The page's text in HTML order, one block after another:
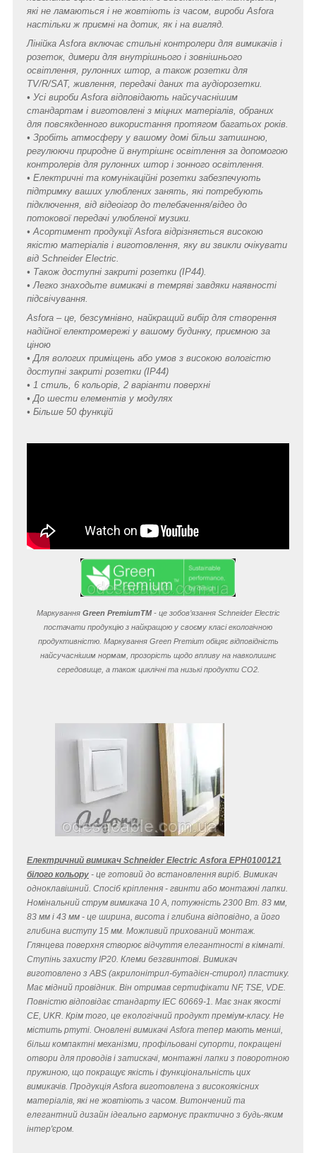
які не ламаються і не жовтіють із часом, вироби Asfora
настільки ж приємні на дотик, як і на вигляд.
Лінійка Asfora включає стильні контролери для вимикачів і
розеток, димери для внутрішнього і зовнішнього
освітлення, рулонних штор, а також розетки для
TV/R/SAT, живлення, передачі даних та аудіорозетки.
• Усі вироби Asfora відповідають найсучаснішим
стандартам і виготовлені з міцних матеріалів, обраних
для повсякденного використання протягом багатьох років.
• Зробіть атмосферу у вашому домі більш затишною,
регулюючи природне й внутрішнє освітлення за допомогою
контролерів для рулонних штор і зонного освітлення.
• Електричні та комунікаційні розетки забезпечують
підтримку ваших улюблених занять, які потребують
підключення, від відеоігор до телебачення/відео до
потокової передачі улюбленої музики.
• Асортимент продукції Asfora відрізняється високою
якістю матеріалів і виготовлення, яку ви звикли очікувати
від Schneider Electric.
• Також доступні закриті розетки (IP44).
• Легко знаходьте вимикачі в темряві завдяки наявності
підсвічування.
Asfora – це, безсумнівно, найкращий вибір для створення
надійної електромережі у вашому будинку, приємною за
ціною
• Для вологих приміщень або умов з високою вологістю
доступні закриті розетки (IP44)
• 1 стиль, 6 кольорів, 2 варіанти поверхні
• До шести елементів у модулях
• Більше 50 функцій
Маркування Green PremiumTM- це зобов’язання Schneider Electric
постачати продукцію з найкращою у своєму класі екологічною
продуктивністю. Маркування Green Premium обіцяє відповідність
найсучаснішим нормам, прозорість щодо впливу на навколишнє
середовище, а також циклічні та низькі продукти CO2.
Електричний вимикач Schneider Electric Asfora EPH0100121
білого кольору - це готовий до встановлення виріб. Вимикач
одноклавішний. Спосіб кріплення - гвинти або монтажні лапки.
Номінальний струм вимикача 10 A, потужність 2300 Вт. 83 мм,
83 мм і 43 мм - це ширина, висота і глибина відповідно, а його
глибина виступу 15 мм. Можливий прихований монтаж.
Глянцева поверхня створює відчуття елегантності в кімнаті.
Ступінь захисту IP20. Клеми безгвинтові. Вимикач
виготовлено з ABS (акрилонітрил-бутадієн-стирол) пластику.
Має мідний провідник. Він отримав сертифікати NF, TSE, VDE.
Повністю відповідає стандарту IEC 60669-1. Має знак якості
CE, UKR. Крім того, це екологічний продукт преміум-класу. Не
містить ртуті. Оновлені вимикачі Asfora тепер мають менші,
більш компактні механізми, профільовані супорти, покращені
отвори для проводів і затискачі, монтажні лапки з поворотною
пружиною, що покращує якість і функціональність цих
вимикачів. Продукція Asfora виготовлена з високоякісних
матеріалів, які не жовтіють з часом. Витончений та
елегантний дизайн ідеально гармонує практично з будь-яким
інтер'єром.